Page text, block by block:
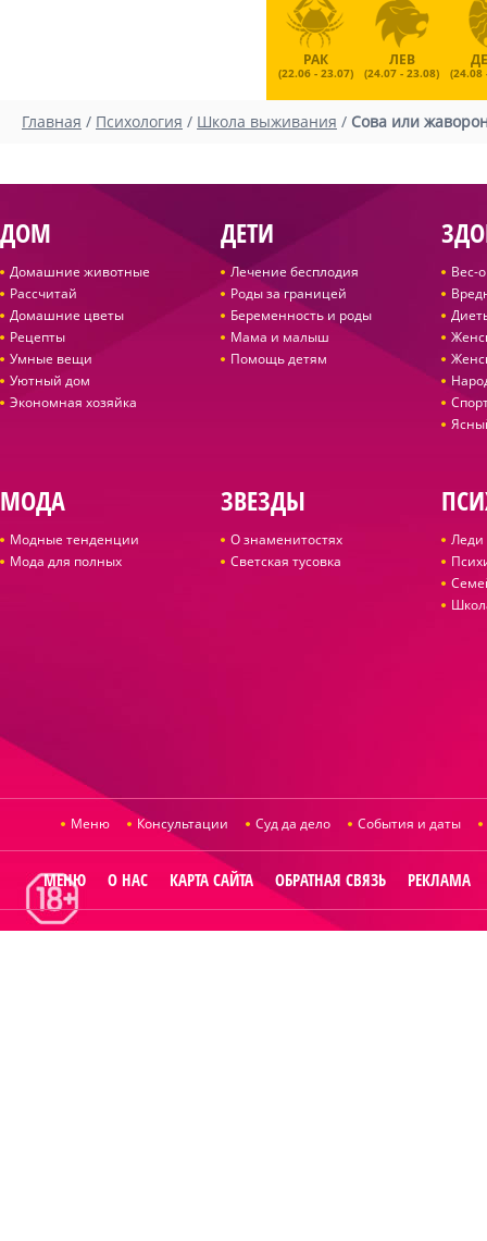
РАК
(22.06 - 23.07)
ЛЕВ
(24.07 - 23.08) (24.08
Главная / Психология / Школа выживания / Сова или
ДОМ
Домашние животные
Рассчитай
Домашние цветы
Рецепты
Умные вещи
Уютный дом
Экономная хозяйка
ДЕТИ
Лечение бесплодия
Роды за границей
Беременность и роды
Мама и малыш
Помощь детям
Вес-
МОДА
Модные тенденции
Мода для полных
ЗВЕЗДЫ
О знаменитостях
Светская тусовка
Леди
Меню Консультации Суд да дело События и даты
МЕНЮ О НАС КАРТА САЙТА ОБРАТНАЯ СВЯЗЬ РЕКЛАМА